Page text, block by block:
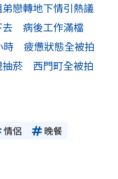
戀轉地下情引熱議
去 病後工作滿檔
時 疲憊狀態全被拍
抽菸 西門町全被拍
情侶 晚餐